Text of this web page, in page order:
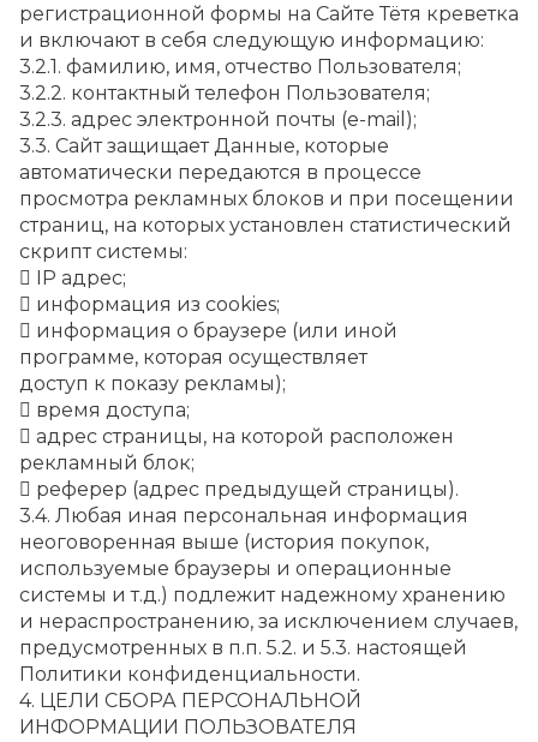
регистрационной формы на Сайте Тётя креветка
и включают в себя следующую информацию:
3.2.1. фамилию, имя, отчество Пользователя;
3.2.2. контактный телефон Пользователя;
3.2.3. адрес электронной почты (e-mail);
3.3. Сайт защищает Данные, которые
автоматически передаются в процессе
просмотра рекламных блоков и при посещении
страниц, на которых установлен статистический
скрипт системы:
 IP адрес;
 информация из cookies;
 информация о браузере (или иной
программе, которая осуществляет
доступ к показу рекламы);
 время доступа;
 адрес страницы, на которой расположен
рекламный блок;
 реферер (адрес предыдущей страницы).
3.4. Любая иная персональная информация
неоговоренная выше (история покупок,
используемые браузеры и операционные
системы и т.д.) подлежит надежному хранению
и нераспространению, за исключением случаев,
предусмотренных в п.п. 5.2. и 5.3. настоящей
Политики конфиденциальности.
4. ЦЕЛИ СБОРА ПЕРСОНАЛЬНОЙ
ИНФОРМАЦИИ ПОЛЬЗОВАТЕЛЯ